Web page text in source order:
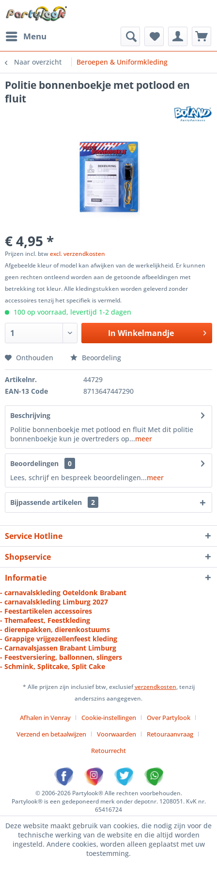
Menu
Naar overzicht Beroepen & Uniformkleding
Politie bonnenboekje met potlood en
fluit
€ 4,95 *
Prijzen incl. btwexcl. verzendkosten
Afgebeelde kleur of model kan afwijken van de werkelijkheid. Er kunnen
geen rechten ontleend worden aan de getoonde afbeeldingen met
betrekking tot kleur. Alle kledingstukken worden geleverd zonder
accessoires tenzij het specifiek is vermeld.
100 op voorraad, levertijd 1-2 dagen
In Winkelmandje
Onthouden Beoordeling
Artikelnr.
44729
EAN-13 Code
8713647447290
Beschrijving
Politie bonnenboekje met potlood en fluit Met dit politie
bonnenboekje kun je overtreders op...meer
Beoordelingen
0
Lees, schrijf en bespreek beoordelingen...meer
Bijpassende artikelen 2
Service Hotline
Shopservice
Informatie
- carnavalskleding Oeteldonk Brabant
- carnavalskleding Limburg 2027
- Feestartikelen accessoires
- Themafeest, Feestkleding
- dierenpakken, dierenkostuums
- Grappige vrijgezellenfeest kleding
- Carnavalsjassen Brabant Limburg
- Feestversiering, ballonnen, slingers
- Schmink, Splitcake, Split Cake
* Alle prijzen zijn inclusief btw, exclusiefverzendkosten, tenzij
anderszins aangegeven.
Afhalen in Venray Cookie-instellingen
Over Partylook
Verzend en betaalwijzen
Voorwaarden
Retouraanvraag
Retourrecht
© 2006-2026 Partylook® Alle rechten voorbehouden.
Partylook® is een gedeponeerd merk onder depotnr. 1208051. KvK nr.
65416724
Deze website maakt gebruik van cookies, die nodig zijn voor de
technische werking van de website en die altijd worden
ingesteld. Andere cookies, worden alleen geplaatst met uw
toestemming.